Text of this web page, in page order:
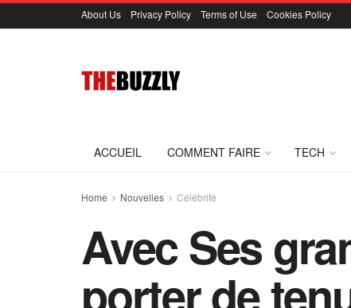
About Us Privacy Policy Terms of Use Cookies Policy
ACCUEIL COMMENT FAIRE TECH
Home Nouvelles Célébrité
Avec Ses
porter de